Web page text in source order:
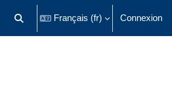
Activer/désactiver la saisie de
Français ‎(fr)‎ Connexion